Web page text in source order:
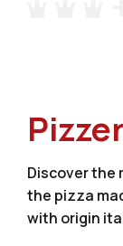
Discover the
the pizza
with origin